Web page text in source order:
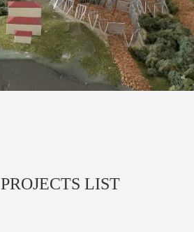
PROJECTS LIST